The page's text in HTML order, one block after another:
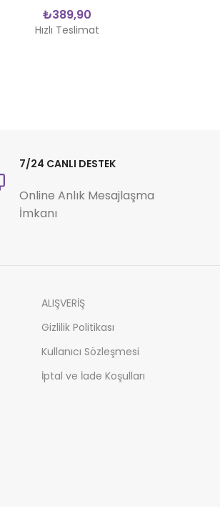
₺
Hızlı Teslimat
7/24 CANLI DESTEK
Online Anlık Mesajlaşma
İmkanı
ALIŞVERİŞ
Gizlilik Politikası
Kullanıcı Sözleşmesi
İptal ve İade Koşulları